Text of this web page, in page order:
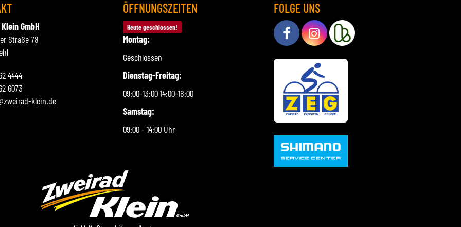
GmbH
Straße 78
4444
6073
klein.de
ÖFFNUNGSZEITEN
Heute geschlossen!
Montag:
Geschlossen
Dienstag-Freitag:
09:00-13:00 14:00-18:00
Samstag:
09:00 - 14:00 Uhr
FOLGE UNS